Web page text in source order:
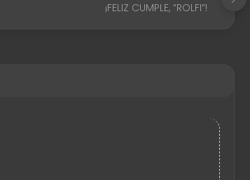
¡FELIZ CUMPLE, “ROLFI”!